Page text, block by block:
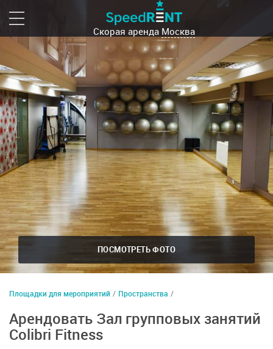
Скорая аренда Москва
ПОСМОТРЕТЬ ФОТО
Площадки для мероприятий / Пространства /
Арендовать Зал групповых занятий
Colibri Fitness